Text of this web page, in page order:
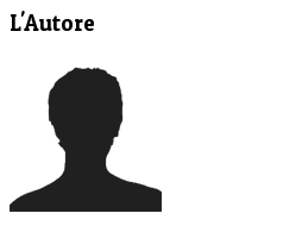
L'Autore